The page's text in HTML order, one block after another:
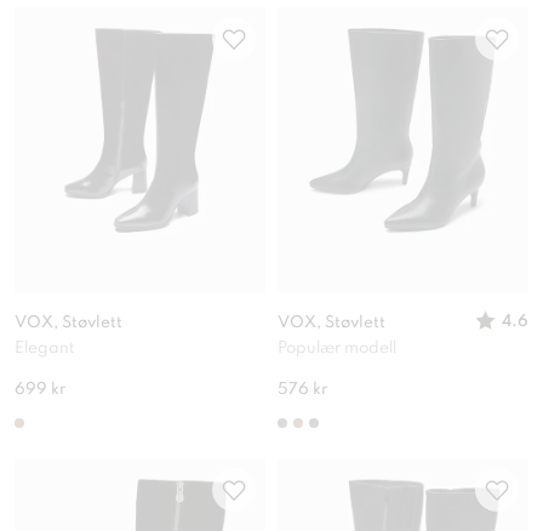
VOX, Støvlett
Elegant
699 kr
VOX, Støvlett
4.6
Populær modell
576 kr